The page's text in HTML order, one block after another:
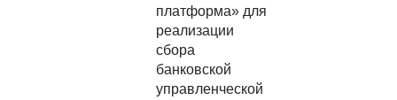
платформа» для
реализации
сбора
банковской
управленческой